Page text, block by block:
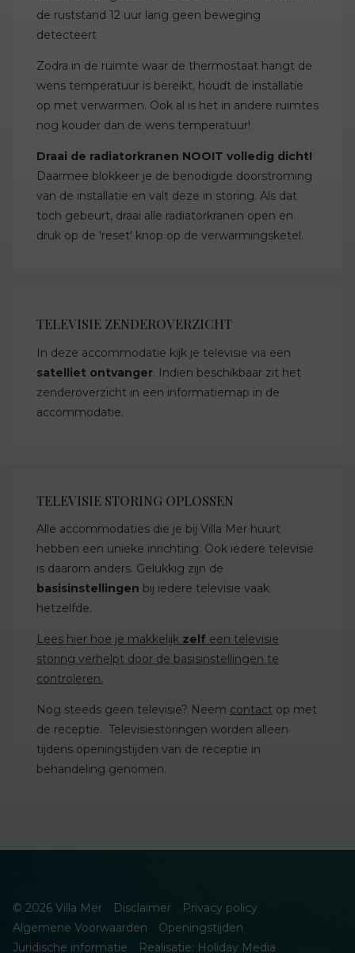
de ruststand 12 uur lang geen beweging
detecteert
Zodra in de ruimte waar de thermostaat hangt de
wens temperatuur is bereikt, houdt de installatie
op met verwarmen. Ook al is het in andere ruimtes
nog kouder dan de wens temperatuur!
Draai de radiatorkranen NOOIT volledig dicht!
Daarmee blokkeer je de benodigde doorstroming
van de installatie en valt deze in storing. Als dat
toch gebeurt, draai alle radiatorkranen open en
druk op de 'reset' knop op de verwarmingsketel.
TELEVISIE ZENDEROVERZICHT
In deze accommodatie kijk je televisie via een
satelliet ontvanger. Indien beschikbaar zit het
zenderoverzicht in een informatiemap in de
accommodatie.
TELEVISIE STORING OPLOSSEN
Alle accommodaties die je bij Villa Mer huurt
hebben een unieke inrichting. Ook iedere televisie
is daarom anders. Gelukkig zijn de
basisinstellingen bij iedere televisie vaak
hetzelfde.
Lees hier hoe je makkelijk zelf een televisie
storing verhelpt door de basisinstellingen te
controleren.
Nog steeds geen televisie? Neem contact op met
de receptie. Televisiestoringen worden alleen
tijdens openingstijden van de receptie in
behandeling genomen.
© 2026 Villa Mer Disclaimer
Privacy policy
Algemene Voorwaarden
Openingstijden
Juridische informatie
Realisatie: Holiday Media